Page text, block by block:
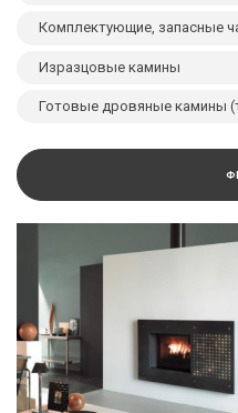
Комплектующие, запасные
Изразцовые камины
Готовые дровяные камины